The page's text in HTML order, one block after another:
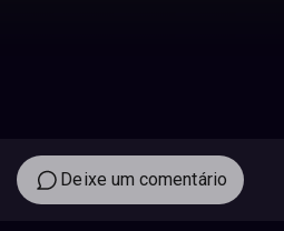
Deixe um comentário